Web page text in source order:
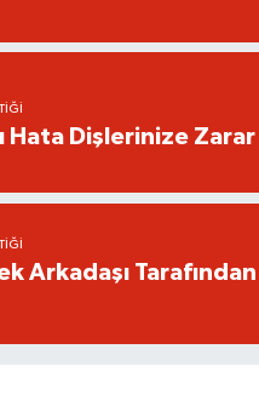
Hata Dişlerinize
Arkadaşı